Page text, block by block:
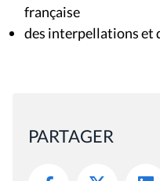
française
des interpellations et
PARTAGER